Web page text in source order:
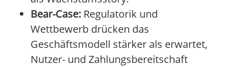
Bear-Case: Regulatorik und
Wettbewerb drücken das
Geschäftsmodell stärker als erwartet,
Nutzer- und Zahlungsbereitschaft